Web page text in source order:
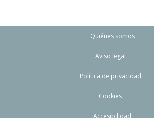
Quiénes somos
Aviso legal
Política de privacidad
Cookies
Accesibilidad